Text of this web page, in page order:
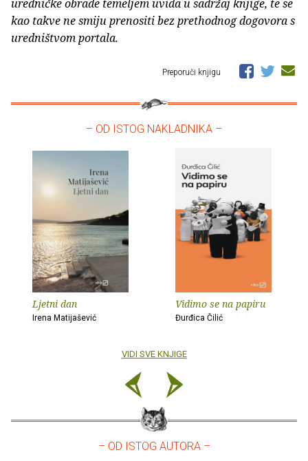
uredničke obrade temeljem uvida u sadržaj knjige, te se
kao takve ne smiju prenositi bez prethodnog dogovora s
uredništvom portala.
Preporuči knjigu
– OD ISTOG NAKLADNIKA –
Ljetni dan
Irena Matijašević
Vidimo se na papiru
Đurđica Čilić
VIDI SVE KNJIGE
– OD ISTOG AUTORA –